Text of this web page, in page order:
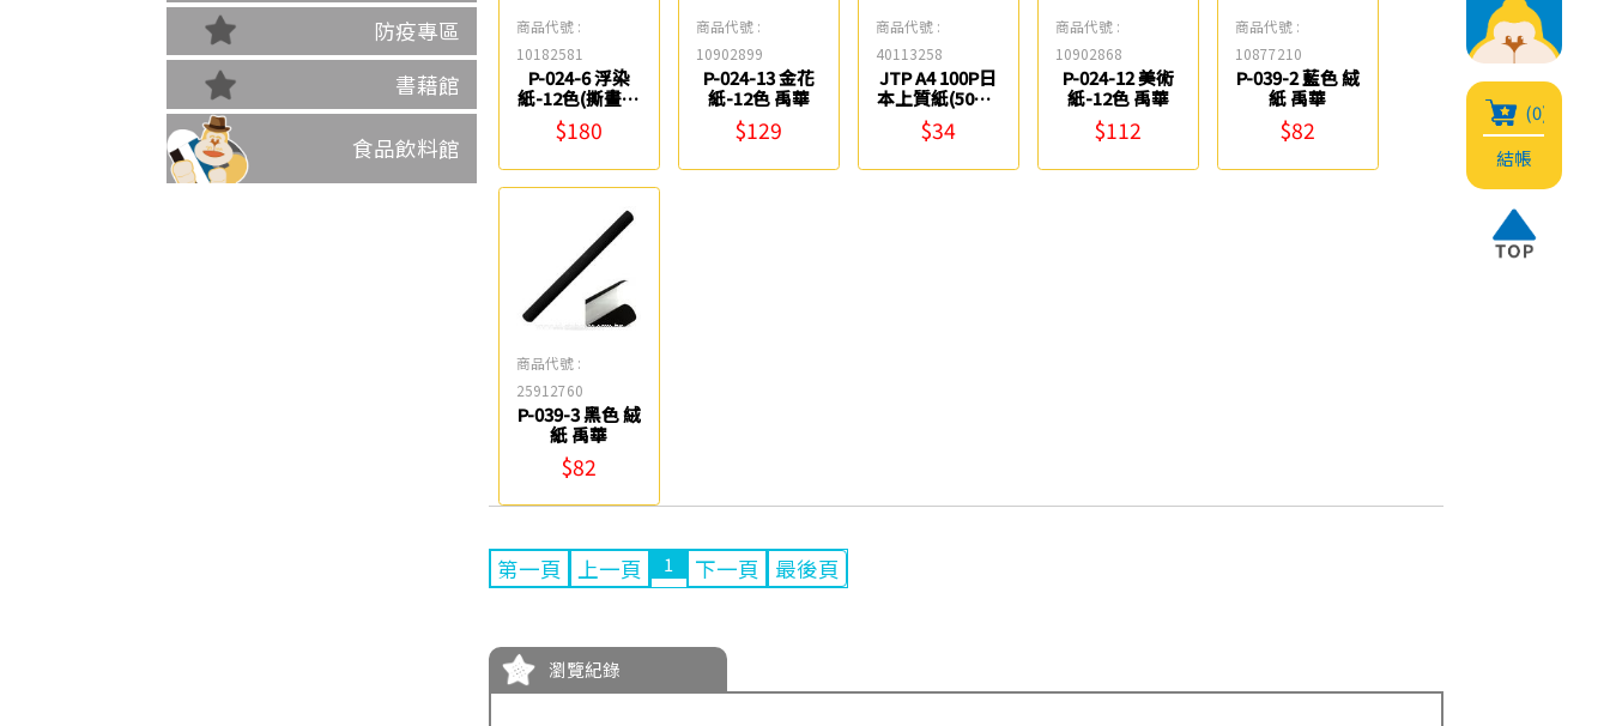
(0)
結帳
防疫專區
書藉館
食品飲料館
商品代號 :
10182581
P-024-6 浮染
紙-12色(撕畫專
用) 禹華
$180
商品代號 :
10902899
P-024-13 金花
紙-12色 禹華
$129
商品代號 :
40113258
JTP A4 100P日
本上質紙(50入)
紙博館
$34
商品代號 :
10902868
P-024-12 美術
紙-12色 禹華
$112
商品代號 :
10877210
P-039-2 藍色 絨
紙 禹華
$82
商品代號 :
25912760
P-039-3 黑色 絨
紙 禹華
$82
第一頁 上一頁 1 下一頁 最後頁
瀏覽紀錄